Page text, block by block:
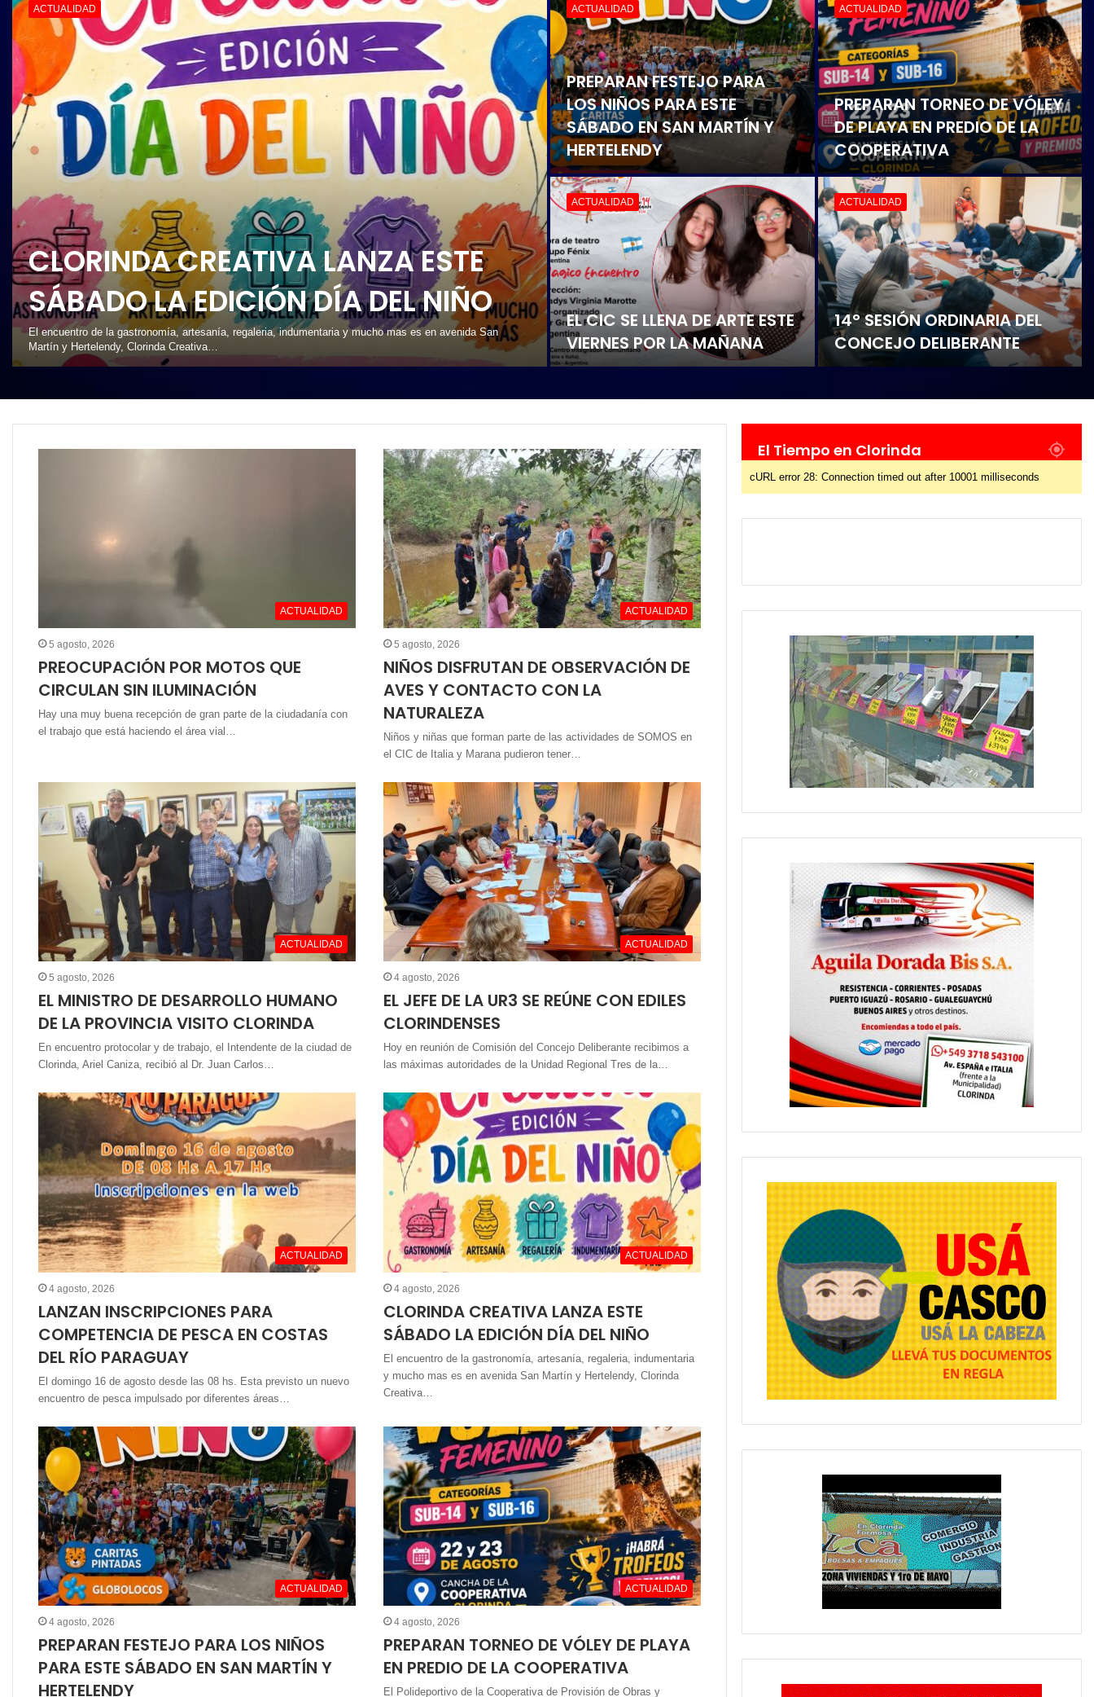
ACTUALIDAD
PREOCUPACIÓN POR MOTOS QUE
CIRCULAN SIN ILUMINACIÓN
Hay una muy buena recepción de gran parte de la ciudadanía con el trabajo que está haciendo el área
vial…
ACTUALIDAD
NIÑOS DISFRUTAN DE
OBSERVACIÓN DE AVES Y
CONTACTO CON LA
NATURALEZA
ACTUALIDAD
EL MINISTRO DE DESARROLLO
HUMANO DE LA PROVINCIA
VISITO CLORINDA
ACTUALIDAD
EL JEFE DE LA UR3 SE REÚNE
CON EDILES CLORINDENSES
ACTUALIDAD
LANZAN INSCRIPCIONES
PARA COMPETENCIA DE
PESCA EN COSTAS DEL RÍO
PARAGUAY
ACTUALIDAD
5 agosto, 2026
PREOCUPACIÓN POR MOTOS QUE
CIRCULAN SIN ILUMINACIÓN
Hay una muy buena recepción de gran parte de la ciudadanía con
el trabajo que está haciendo el área vial…
ACTUALIDAD
5 agosto, 2026
NIÑOS DISFRUTAN DE OBSERVACIÓN DE
AVES Y CONTACTO CON LA
NATURALEZA
Niños y niñas que forman parte de las actividades de SOMOS en
el CIC de Italia y Marana pudieron tener…
ACTUALIDAD
5 agosto, 2026
EL MINISTRO DE DESARROLLO HUMANO
DE LA PROVINCIA VISITO CLORINDA
En encuentro protocolar y de trabajo, el Intendente de la ciudad de
Clorinda, Ariel Caniza, recibió al Dr. Juan Carlos…
ACTUALIDAD
4 agosto, 2026
EL JEFE DE LA UR3 SE REÚNE CON EDILES
CLORINDENSES
Hoy en reunión de Comisión del Concejo Deliberante recibimos a
las máximas autoridades de la Unidad Regional Tres de la…
ACTUALIDAD
4 agosto, 2026
LANZAN INSCRIPCIONES PARA
COMPETENCIA DE PESCA EN COSTAS
DEL RÍO PARAGUAY
El domingo 16 de agosto desde las 08 hs. Esta previsto un nuevo
encuentro de pesca impulsado por diferentes áreas…
ACTUALIDAD
4 agosto, 2026
CLORINDA CREATIVA LANZA ESTE
SÁBADO LA EDICIÓN DÍA DEL NIÑO
El encuentro de la gastronomía, artesanía, regaleria, indumentaria
y mucho mas es en avenida San Martín y Hertelendy, Clorinda
Creativa…
ACTUALIDAD
4 agosto, 2026
PREPARAN FESTEJO PARA LOS NIÑOS
PARA ESTE SÁBADO EN SAN MARTÍN Y
HERTELENDY
ACTUALIDAD
4 agosto, 2026
PREPARAN TORNEO DE VÓLEY DE PLAYA
EN PREDIO DE LA COOPERATIVA
El Polideportivo de la Cooperativa de Provisión de Obras y
El Tiempo en Clorinda
cURL error 28: Connection timed out after 10001 milliseconds